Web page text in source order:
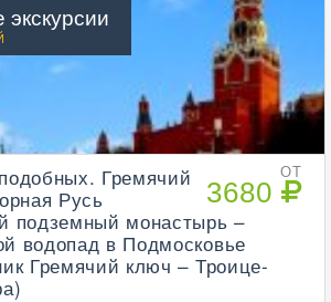
ОТ
3680
Гремячий
Русь
подземный монастырь –
водопад в Подмосковье
Гремячий ключ – Троице-